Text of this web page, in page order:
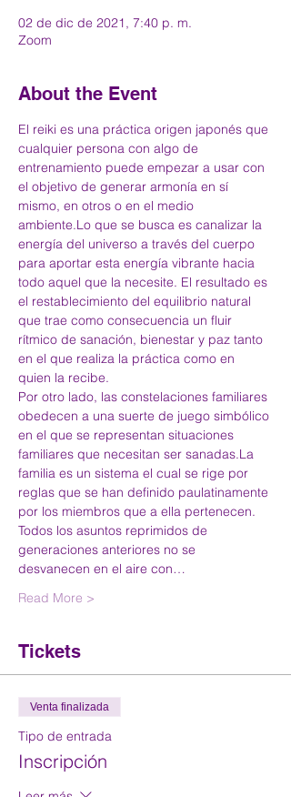
02 de dic de 2021, 7:40 p. m.
Zoom
About the Event
El reiki es una práctica origen japonés que
cualquier persona con algo de
entrenamiento puede empezar a usar con
el objetivo de generar armonía en sí
mismo, en otros o en el medio
ambiente.Lo que se busca es canalizar la
energía del universo a través del cuerpo
para aportar esta energía vibrante hacia
todo aquel que la necesite. El resultado es
el restablecimiento del equilibrio natural
que trae como consecuencia un fluir
rítmico de sanación, bienestar y paz tanto
en el que realiza la práctica como en
quien la recibe.
Por otro lado, las constelaciones familiares
obedecen a una suerte de juego simbólico
en el que se representan situaciones
familiares que necesitan ser sanadas.La
familia es un sistema el cual se rige por
reglas que se han definido paulatinamente
por los miembros que a ella pertenecen.
Todos los asuntos reprimidos de
generaciones anteriores no se
desvanecen en el aire con…
Read More >
Tickets
Venta finalizada
Tipo de entrada
Inscripción